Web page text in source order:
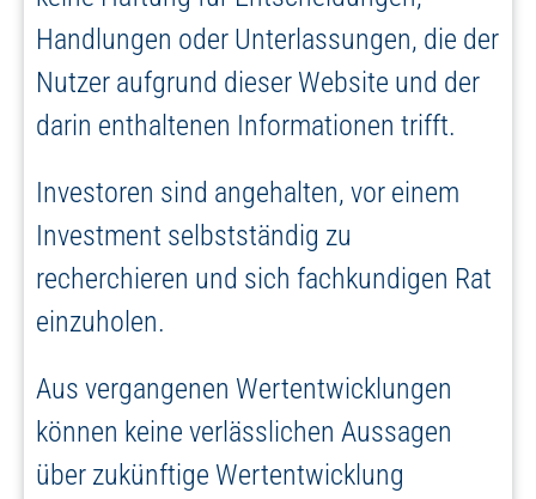
Handlungen oder Unterlassungen, die der
Nutzer aufgrund dieser Website und der
darin enthaltenen Informationen trifft.
Investoren sind angehalten, vor einem
Investment selbstständig zu
recherchieren und sich fachkundigen Rat
einzuholen.
Aus vergangenen Wertentwicklungen
können keine verlässlichen Aussagen
über zukünftige Wertentwicklung